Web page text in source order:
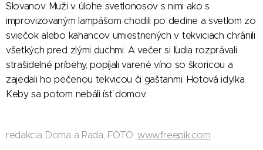
Slovanov. Muži v úlohe svetlonosov s nimi ako s
improvizovaným lampášom chodili po dedine a svetlom zo
sviečok alebo kahancov umiestnených v tekviciach chránili
všetkých pred zlými duchmi. A večer si ľudia rozprávali
strašidelné príbehy, popíjali varené víno so škoricou a
zajedali ho pečenou tekvicou či gaštanmi. Hotová idylka.
Keby sa potom nebáli ísť domov.
redakcia Doma a Rada, FOTO:www.freepik.com